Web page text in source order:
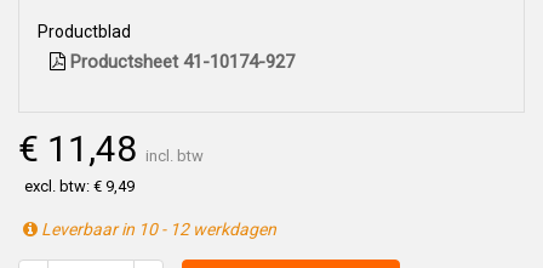
Productblad
Productsheet 41-10174-927
€ 11,48 incl. btw
excl. btw: € 9,49
Leverbaar in 10 - 12 werkdagen